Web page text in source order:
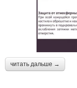
читать дальше →